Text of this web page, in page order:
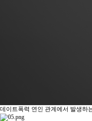
데이트폭력 연인 관계에서 발생하